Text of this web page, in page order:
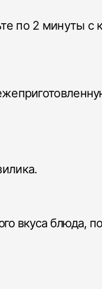
по 2 минуты с
вкуса блюда,